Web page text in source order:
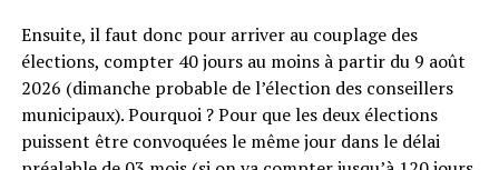
Ensuite, il faut donc pour arriver au couplage des
élections, compter 40 jours au moins à partir du 9 août
2026 (dimanche probable de l’élection des conseillers
municipaux). Pourquoi ? Pour que les deux élections
puissent être convoquées le même jour dans le délai